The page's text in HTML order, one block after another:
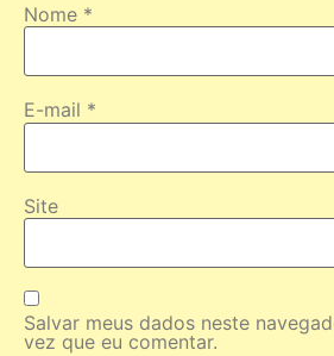
Nome *
E-mail *
Site
Salvar meus dados neste
vez que eu comentar.